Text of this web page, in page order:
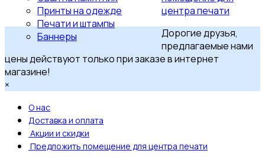
Принты на одежде
Печати и штампы
Баннеры
центра печати
Дорогие друзья,
предлагаемые нами
цены действуют только при заказе в интернет
магазине!
×
О нас
Доставка и оплата
Акции и скидки
Предложить помещение для центра печати